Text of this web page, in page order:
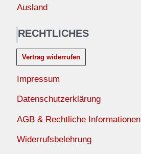
Ausland
RECHTLICHES
Vertrag widerrufen
Impressum
Datenschutzerklärung
AGB & Rechtliche Informationen
Widerrufsbelehrung